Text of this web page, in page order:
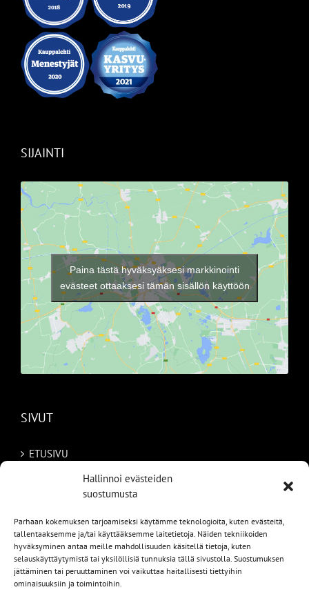
Hallinnoi evästeiden
suostumusta
Parhaan kokemuksen tarjoamiseksi käytämme teknologioita, kuten evästeitä,
tallentaaksemme ja/tai käyttääksemme laitetietoja. Näiden tekniikoiden
hyväksyminen antaa meille mahdollisuuden käsitellä tietoja, kuten
selauskäyttäytymistä tai yksilöllisiä tunnuksia tällä sivustolla. Suostumuksen
jättäminen tai peruuttaminen voi vaikuttaa haitallisesti tiettyihin
ominaisuuksiin ja toimintoihin.
SIJAINTI
Paina tästä hyväksyäksesi markkinointi
evästeet ottaaksesi tämän sisällön käyttöön
SIVUT
ETUSIVU
TILAA AUTO RUOTSISTA
PALVELUT